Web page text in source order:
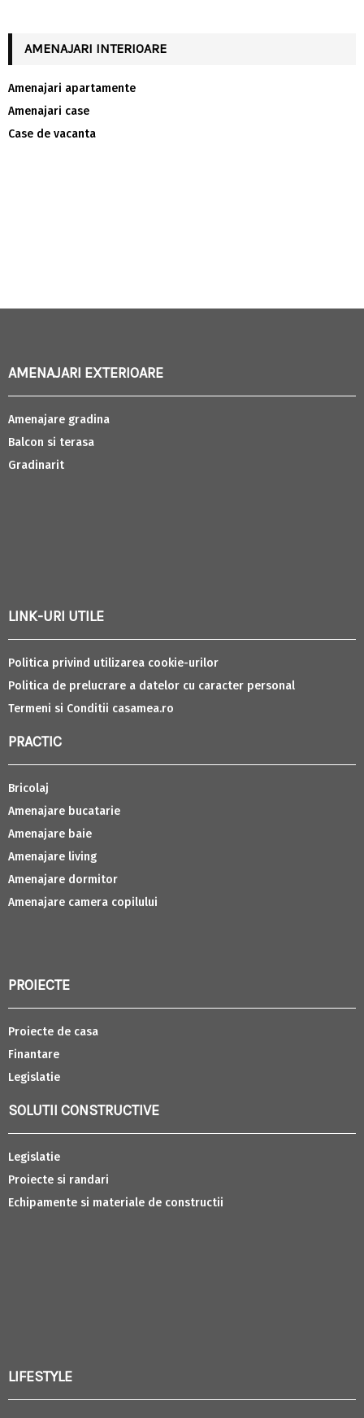
AMENAJARI INTERIOARE
Amenajari apartamente
Amenajari case
Case de vacanta
AMENAJARI EXTERIOARE
Amenajare gradina
Balcon si terasa
Gradinarit
LINK-URI UTILE
Politica privind utilizarea cookie-urilor
Politica de prelucrare a datelor cu caracter personal
Termeni si Conditii casamea.ro
PRACTIC
Bricolaj
Amenajare bucatarie
Amenajare baie
Amenajare living
Amenajare dormitor
Amenajare camera copilului
PROIECTE
Proiecte de casa
Finantare
Legislatie
SOLUTII CONSTRUCTIVE
Legislatie
Proiecte si randari
Echipamente si materiale de constructii
LIFESTYLE